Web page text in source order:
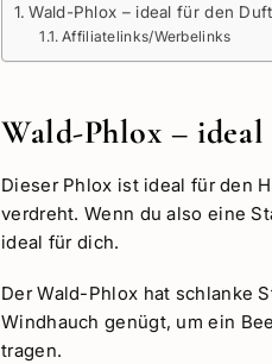
Wald-Phlox – ideal für den
Affiliatelinks/Werbelinks
Wald-Phlox –
Dieser Phlox ist ideal für den
verdreht. Wenn du also eine
ideal für dich.
Der Wald-Phlox hat schlanke
Windhauch genügt, um ein
tragen.